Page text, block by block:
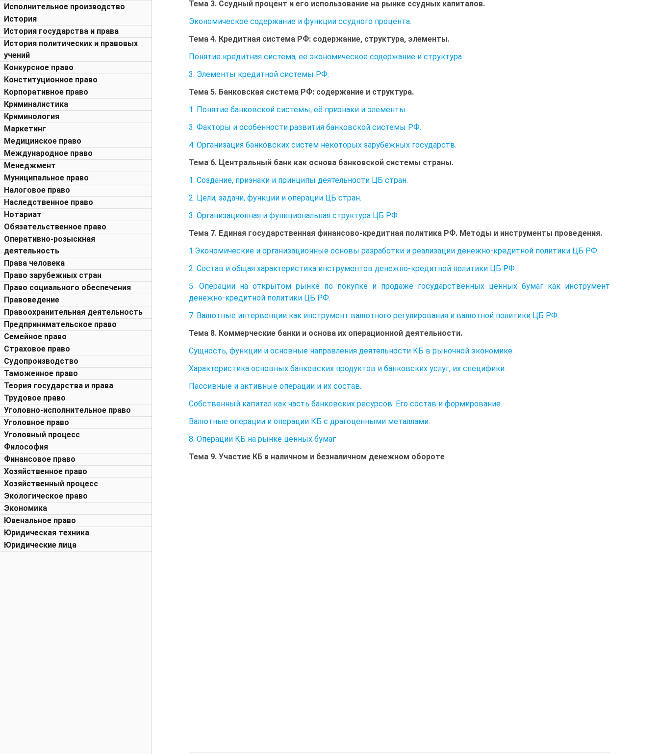
Исполнительное производство
История
История государства и права
История политических и правовых
учений
Конкурсное право
Конституционное право
Корпоративное право
Криминалистика
Криминология
Маркетинг
Медицинское право
Международное право
Менеджмент
Муниципальное право
Налоговое право
Наследственное право
Нотариат
Обязательственное право
Оперативно-розыскная
деятельность
Права человека
Право зарубежных стран
Право социального обеспечения
Правоведение
Правоохранительная деятельность
Предпринимательское право
Семейное право
Страховое право
Судопроизводство
Таможенное право
Теория государства и права
Трудовое право
Уголовно-исполнительное право
Уголовное право
Уголовный процесс
Философия
Финансовое право
Хозяйственное право
Хозяйственный процесс
Экологическое право
Экономика
Ювенальное право
Юридическая техника
Юридические лица
Тема 3. Ссудный процент и его использование на рынке ссудных капиталов.
Экономическое содержание и функции ссудного процента.
Тема 4. Кредитная система РФ: содержание, структура, элементы.
Понятие кредитная система, ее экономическое содержание и структура.
3. Элементы кредитной системы РФ.
Тема 5. Банковская система РФ: содержание и структура.
1. Понятие банковской системы, её признаки и элементы.
3. Факторы и особенности развития банковской системы РФ.
4. Организация банковских систем некоторых зарубежных государств.
Тема 6. Центральный банк как основа банковской системы страны.
1. Создание, признаки и принципы деятельности ЦБ стран.
2. Цели, задачи, функции и операции ЦБ стран.
3. Организационная и функциональная структура ЦБ РФ.
Тема 7. Единая государственная финансово-кредитная политика РФ. Методы и инструменты проведения.
1.Экономические и организационные основы разработки и реализации денежно-кредитной политики ЦБ РФ.
2. Состав и общая характеристика инструментов денежно-кредитной политики ЦБ РФ.
5. Операции на открытом рынке по покупке и продаже государственных ценных бумаг как инструмент
денежно-кредитной политики ЦБ РФ.
7. Валютные интервенции как инструмент валютного регулирования и валютной политики ЦБ РФ.
Тема 8. Коммерческие банки и основа их операционной деятельности.
Сущность, функции и основные направления деятельности КБ в рыночной экономике.
Характеристика основных банковских продуктов и банковских услуг, их специфики.
Пассивные и активные операции и их состав.
Собственный капитал как часть банковских ресурсов. Его состав и формирование.
Валютные операции и операции КБ с драгоценными металлами.
8. Операции КБ на рынке ценных бумаг
Тема 9. Участие КБ в наличном и безналичном денежном обороте